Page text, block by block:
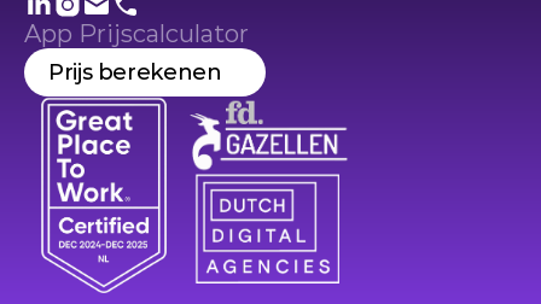
App Prijscalculator
Prijs berekenen